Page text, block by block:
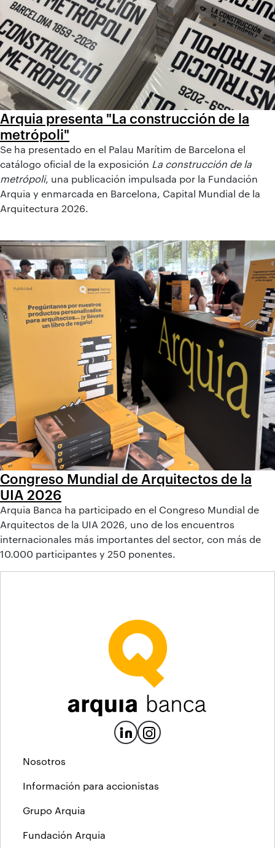
Arquia presenta "La construcción de la
metrópoli"
Se ha presentado en el Palau Marítim de Barcelona el
catálogo oficial de la exposición La construcción de la
metrópoli, una publicación impulsada por la Fundación
Arquia y enmarcada en Barcelona, Capital Mundial de la
Arquitectura 2026.
Congreso Mundial de Arquitectos de la
UIA 2026
Arquia Banca ha participado en el Congreso Mundial de
Arquitectos de la UIA 2026, uno de los encuentros
internacionales más importantes del sector, con más de
10.000 participantes y 250 ponentes.
Nosotros
Información para accionistas
Grupo Arquia
Fundación Arquia